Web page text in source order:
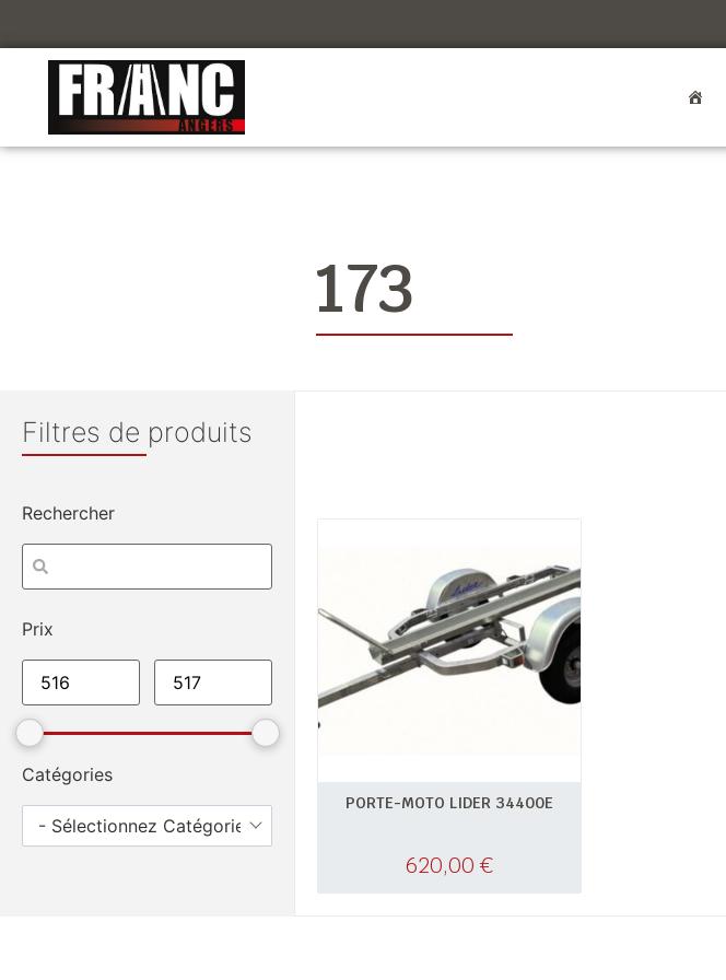
173
Filtres de produits
Rechercher
Prix
Catégories
- Sélectionnez Catégories -
PORTE-MOTO LIDER 34400E
620,00 €